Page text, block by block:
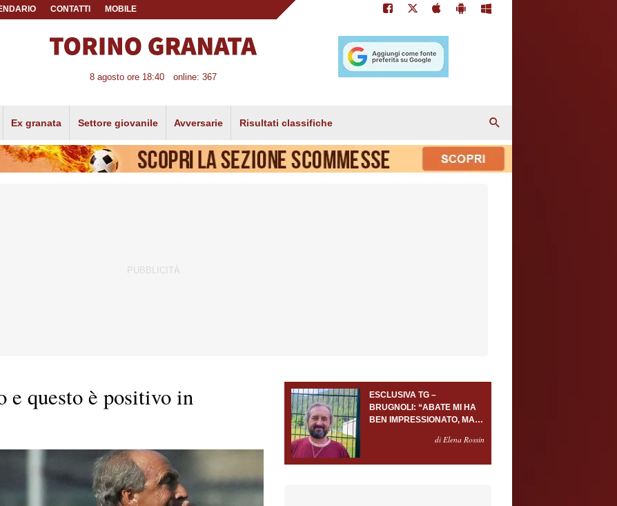
CONTATTI MOBILE
8 agosto ore 18:40 online: 367
Ex granata Settore giovanile Avversarie Risultati classifiche
e questo è positivo in
ESCLUSIVA TG –
BRUGNOLI: “ABATE MI HA
BEN IMPRESSIONATO, MA
PORTIERE SERVONOdi Elena Rossin